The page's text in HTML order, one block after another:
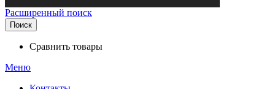
Расширенный поиск
Поиск
Сравнить товары
Меню